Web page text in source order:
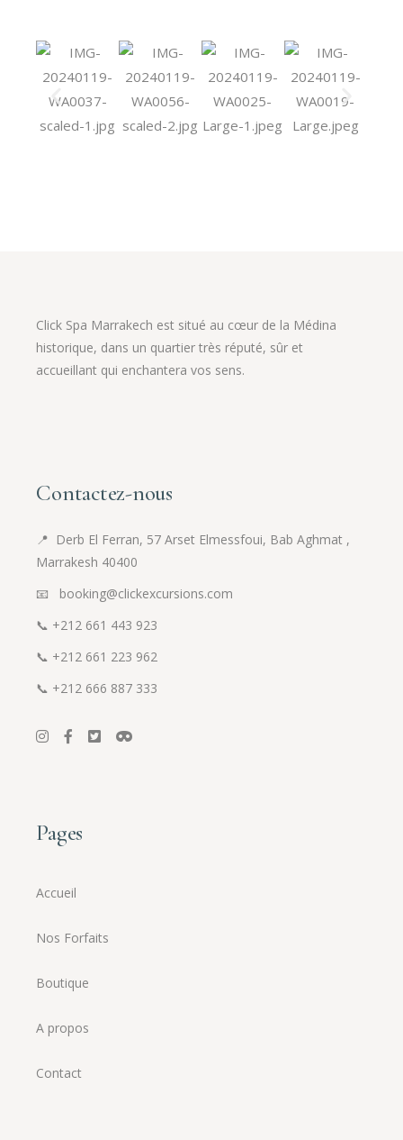
Click Spa Marrakech est situé au cœur de la Médina
historique, dans un quartier très réputé, sûr et
accueillant qui enchantera vos sens.
Contactez-nous
📍 Derb El Ferran, 57 Arset Elmessfoui, Bab Aghmat ,
Marrakesh 40400
📧 booking@clickexcursions.com
📞 +212 661 443 923
📞 +212 661 223 962
📞 +212 666 887 333
Pages
Accueil
Nos Forfaits
Boutique
A propos
Contact